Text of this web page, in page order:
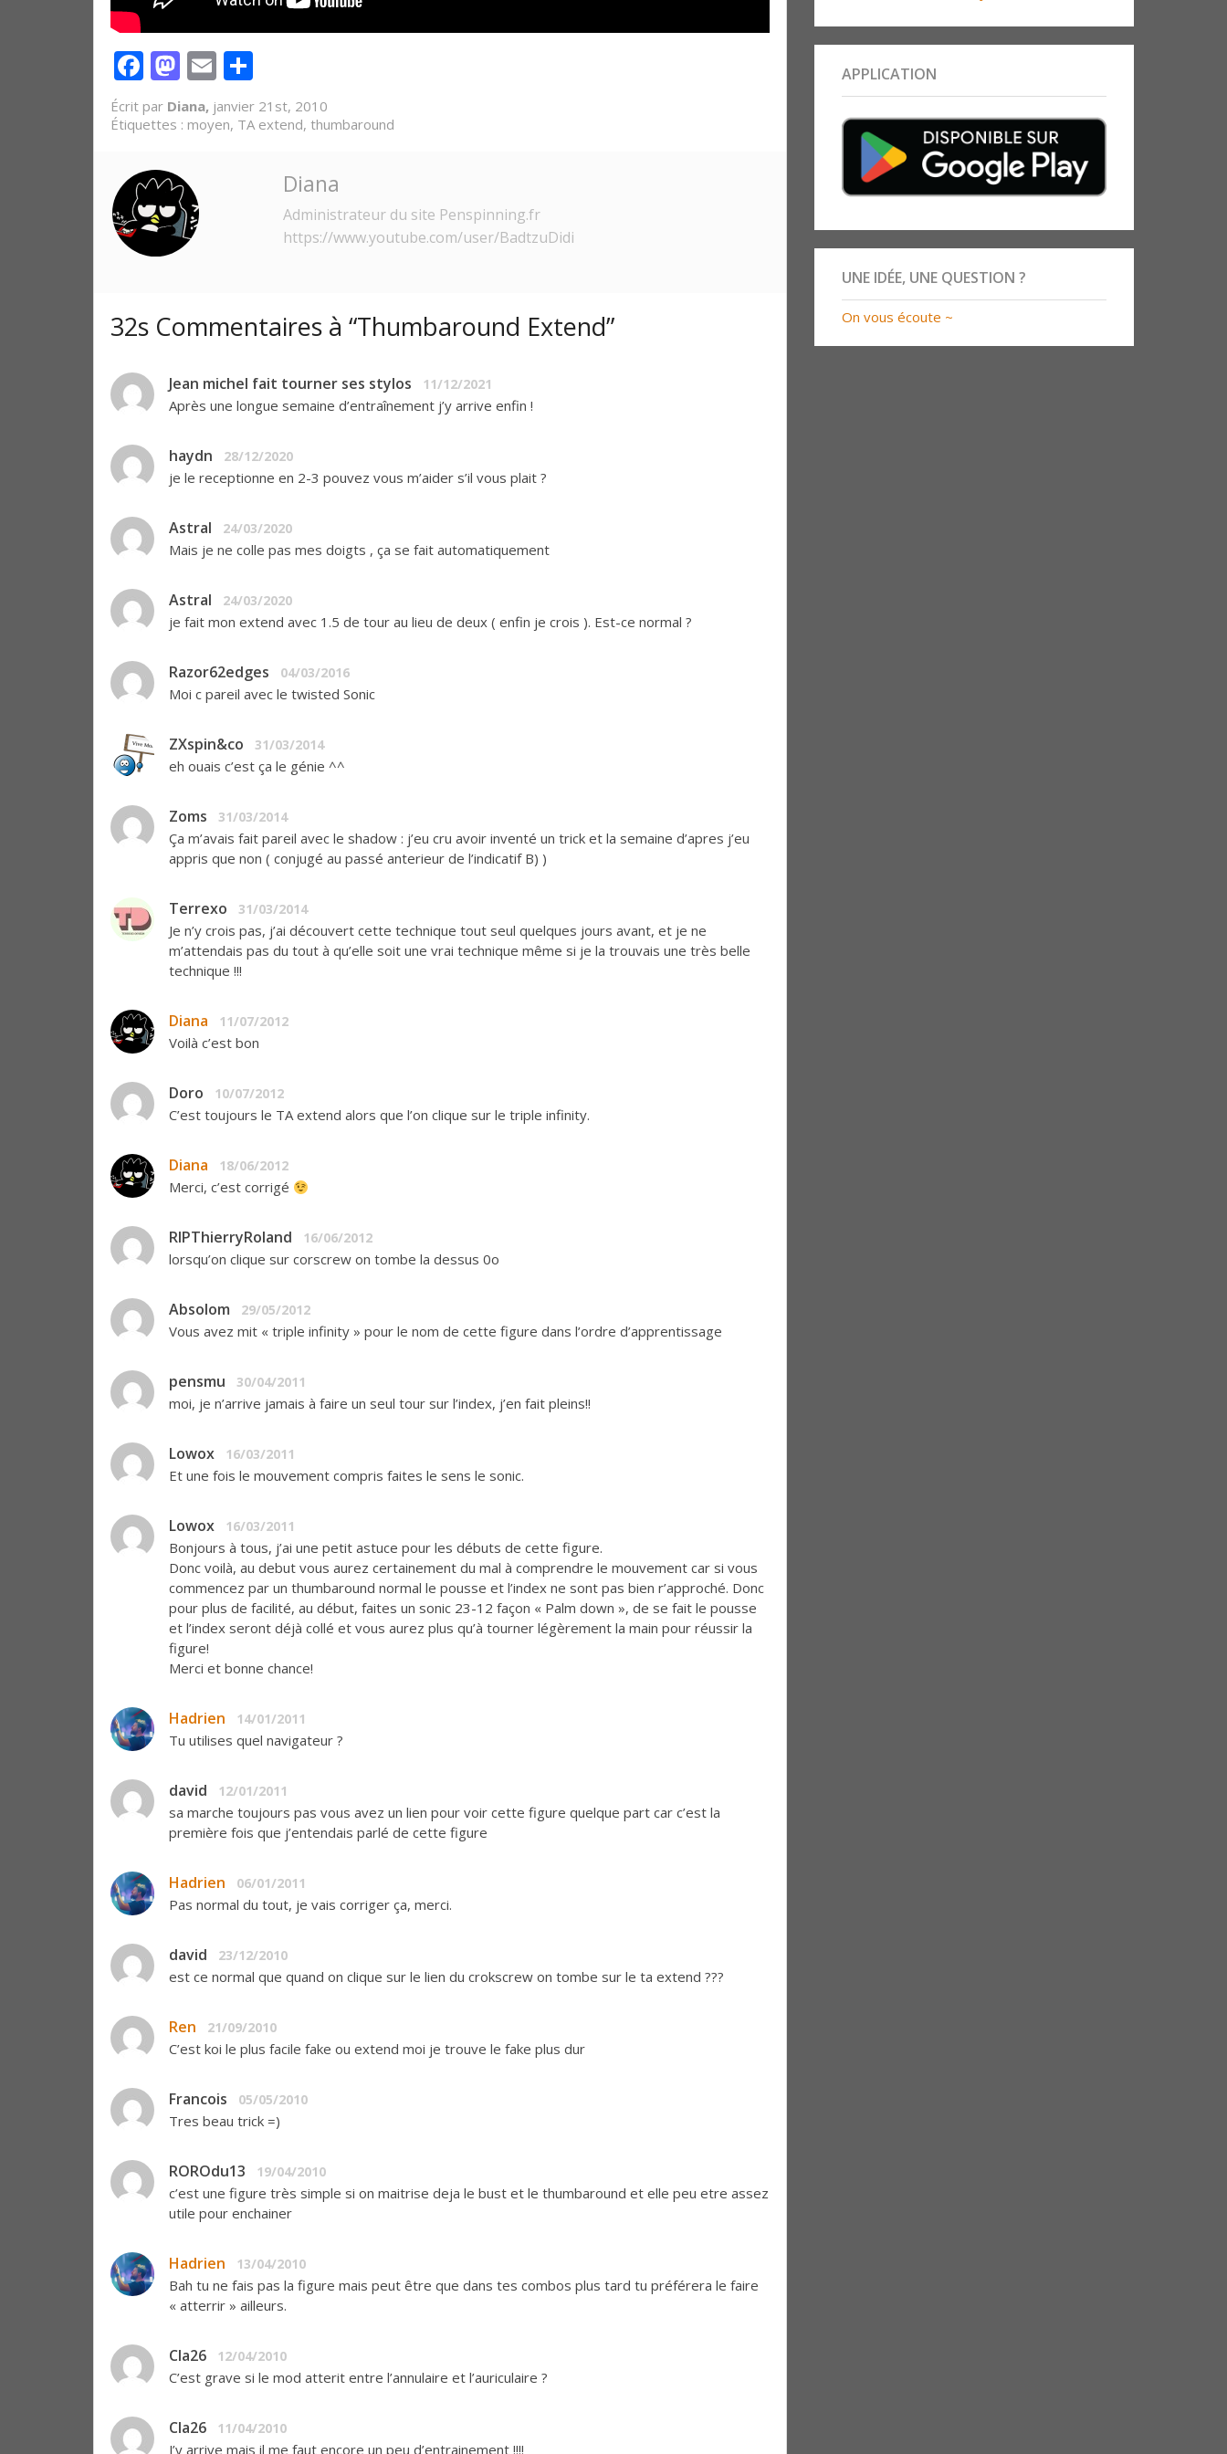
Facebook
Mastodon
Email
Écrit par Diana, janvier 21st, 2010
Étiquettes : moyen, TA extend, thumbaround
Diana
Administrateur du site Penspinning.fr
https://www.youtube.com/user/BadtzuDidi
32s Commentaires à “Thumbaround Extend”
Jean michel fait tourner ses stylos 11/12/2021
Après une longue semaine d’entraînement j’y arrive enfin !
haydn 28/12/2020
je le receptionne en 2-3 pouvez vous m’aider s’il vous plait ?
Astral 24/03/2020
Mais je ne colle pas mes doigts , ça se fait automatiquement
Astral 24/03/2020
je fait mon extend avec 1.5 de tour au lieu de deux ( enfin je crois ). Est-ce normal ?
Razor62edges 04/03/2016
Moi c pareil avec le twisted Sonic
ZXspin&co 31/03/2014
eh ouais c’est ça le génie ^^
Zoms 31/03/2014
Ça m’avais fait pareil avec le shadow : j’eu cru avoir inventé un trick et la semaine d’apres j’eu
appris que non ( conjugé au passé anterieur de l’indicatif B) )
Terrexo 31/03/2014
Je n’y crois pas, j’ai découvert cette technique tout seul quelques jours avant, et je ne
m’attendais pas du tout à qu’elle soit une vrai technique même si je la trouvais une très belle
technique !!!
Diana 11/07/2012
Voilà c’est bon
Doro 10/07/2012
C’est toujours le TA extend alors que l’on clique sur le triple infinity.
Diana 18/06/2012
Merci, c’est corrigé
RIPThierryRoland 16/06/2012
lorsqu’on clique sur corscrew on tombe la dessus 0o
Absolom 29/05/2012
Vous avez mit « triple infinity » pour le nom de cette figure dans l’ordre d’apprentissage
pensmu 30/04/2011
moi, je n’arrive jamais à faire un seul tour sur l’index, j’en fait pleins!!
Lowox 16/03/2011
Et une fois le mouvement compris faites le sens le sonic.
Lowox 16/03/2011
Bonjours à tous, j’ai une petit astuce pour les débuts de cette figure.
Donc voilà, au debut vous aurez certainement du mal à comprendre le mouvement car si vous
commencez par un thumbaround normal le pousse et l’index ne sont pas bien r’approché. Donc
pour plus de facilité, au début, faites un sonic 23-12 façon « Palm down », de se fait le pousse
et l’index seront déjà collé et vous aurez plus qu’à tourner légèrement la main pour réussir la
figure!
Merci et bonne chance!
Hadrien 14/01/2011
Tu utilises quel navigateur ?
david 12/01/2011
sa marche toujours pas vous avez un lien pour voir cette figure quelque part car c’est la
première fois que j’entendais parlé de cette figure
Hadrien 06/01/2011
Pas normal du tout, je vais corriger ça, merci.
david 23/12/2010
est ce normal que quand on clique sur le lien du crokscrew on tombe sur le ta extend ???
Ren 21/09/2010
C’est koi le plus facile fake ou extend moi je trouve le fake plus dur
Francois 05/05/2010
Tres beau trick =)
ROROdu13 19/04/2010
c’est une figure très simple si on maitrise deja le bust et le thumbaround et elle peu etre assez
utile pour enchainer
Hadrien 13/04/2010
Bah tu ne fais pas la figure mais peut être que dans tes combos plus tard tu préférera le faire
« atterrir » ailleurs.
Cla26 12/04/2010
C’est grave si le mod atterit entre l’annulaire et l’auriculaire ?
Cla26 11/04/2010
J’y arrive mais il me faut encore un peu d’entrainement !!!!
APPLICATION
UNE IDÉE, UNE QUESTION ?
On vous écoute ~